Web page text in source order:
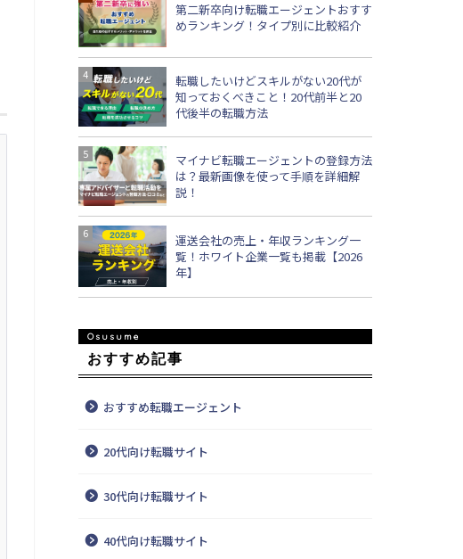
第二新卒向け転職エージェントおすす
めランキング！タイプ別に比較紹介
転職したいけどスキルがない20代が
知っておくべきこと！20代前半と20
代後半の転職方法
マイナビ転職エージェントの登録方法
は？最新画像を使って手順を詳細解
説！
運送会社の売上・年収ランキング一
覧！ホワイト企業一覧も掲載【2026
年】
おすすめ記事
おすすめ転職エージェント
20代向け転職サイト
30代向け転職サイト
40代向け転職サイト